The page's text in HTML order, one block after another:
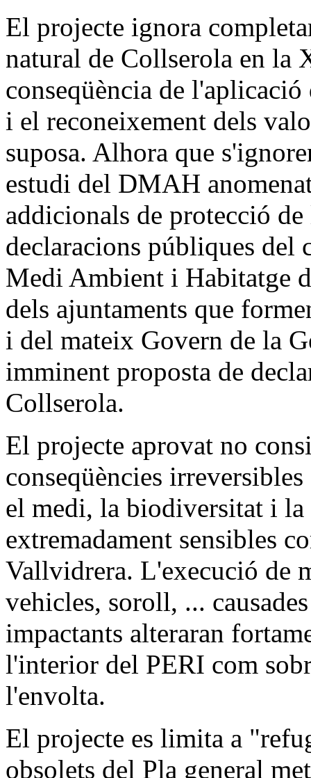
El projecte ignora
natural de Collserola en la
conseqüència de
i el reconeixement dels
suposa. Alhora que
estudi del DMAH
addicionals de protecció
declaracions públiques del
Medi Ambient i Habitatge
dels ajuntaments que
i del mateix Govern de la
imminent proposta de
Collserola.
El projecte aprovat no
conseqüències
el medi, la biodiversitat i la
extremadament sensibles
Vallvidrera. L'execució de
vehicles, soroll, ...
impactants alteraran
l'interior del PERI com
l'envolta.
El projecte es limita a
obsolets del Pla general